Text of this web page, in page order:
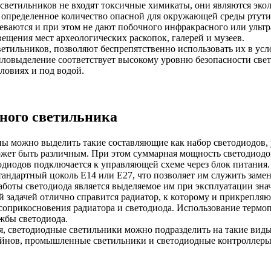
не входят токсичные химикаты, они являются
количество опасной для окружающей среды
и при этом не дают побочного инфракрасного или
мест археологических раскопок, галерей и музеев.
позволяют беспрепятственно использовать их в
соответствует высокому уровню безопасности
и под водой.
светильника
можно выделить такие составляющие как набор светодиодов,
быть различным. При этом суммарная мощность
подключается к управляющей схеме через блок
цоколь Е14 или Е27, что позволяет им служить
светодиода является выделяемое им при эксплуатации
задачей отлично справится радиатор, к которому и
радиатора и светодиода. Использование
светодиода.
светодиодные светильники можно подразделить на такие
промышленные светильники и светодиодные